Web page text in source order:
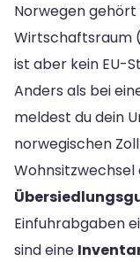
Norwegen
Wirtschaftsraum
ist aber kein EU-
Anders als bei
meldest du dein
norwegischen
Einfuhrabgaben
sind eine